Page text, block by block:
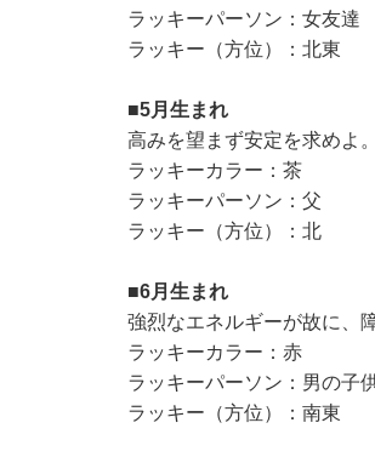
ラッキーパーソン：女友達
ラッキー（方位）：北東
■5月生まれ
高みを望まず安定を求めよ
ラッキーカラー：茶
ラッキーパーソン：父
ラッキー（方位）：北
■6月生まれ
強烈なエネルギーが故に、
ラッキーカラー：赤
ラッキーパーソン：男の子
ラッキー（方位）：南東